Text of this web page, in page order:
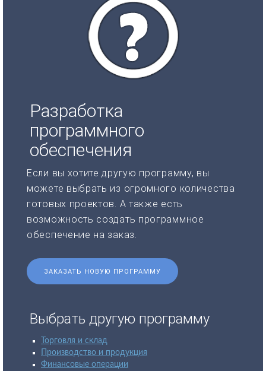
Разработка
программного
обеспечения
Если вы хотите другую программу, вы
можете выбрать из огромного количества
готовых проектов. А также есть
возможность создать программное
обеспечение на заказ.
ЗАКАЗАТЬ НОВУЮ ПРОГРАММУ
Выбрать другую программу
Торговля и склад
Производство и продукция
Финансовые операции